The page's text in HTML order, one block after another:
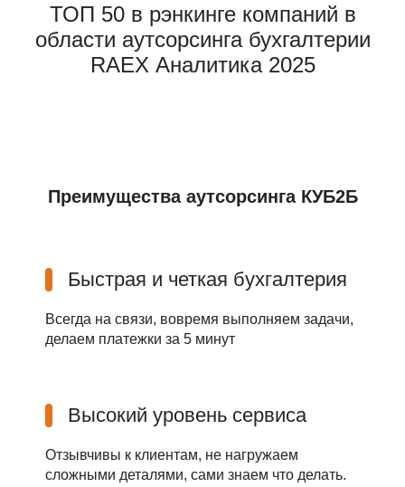
ТОП 50 в рэнкинге компаний в
области аутсорсинга бухгалтерии
RAEX Аналитика 2025
Преимущества аутсорсинга КУБ2Б
Быстрая и четкая бухгалтерия
Всегда на связи, вовремя выполняем задачи,
делаем платежки за 5 минут
Высокий уровень сервиса
Отзывчивы к клиентам, не нагружаем
сложными деталями, сами знаем что делать.